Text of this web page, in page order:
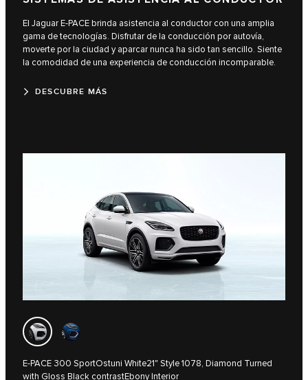
El Jaguar E-PACE brinda asistencia al conductor con una amplia
gama de tecnologías. Disfrutar de la conducción por autovía,
moverte por la ciudad y aparcar nunca ha sido tan sencillo. Siente
la comodidad de una experiencia de conducción incomparable.
DESCUBRE MÁS
E-PACE 300 SportOstuni White21" Style 1078, Diamond Turned
with Gloss Black contrastEbony Interior